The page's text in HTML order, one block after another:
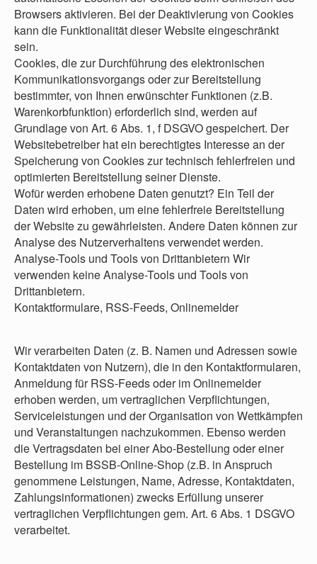
Browsers aktivieren. Bei der Deaktivierung von Cookies
kann die Funktionalität dieser Website eingeschränkt
sein.
Cookies, die zur Durchführung des elektronischen
Kommunikationsvorgangs oder zur Bereitstellung
bestimmter, von Ihnen erwünschter Funktionen (z.B.
Warenkorbfunktion) erforderlich sind, werden auf
Grundlage von Art. 6 Abs. 1, f DSGVO gespeichert. Der
Websitebetreiber hat ein berechtigtes Interesse an der
Speicherung von Cookies zur technisch fehlerfreien und
optimierten Bereitstellung seiner Dienste.
Wofür werden erhobene Daten genutzt? Ein Teil der
Daten wird erhoben, um eine fehlerfreie Bereitstellung
der Website zu gewährleisten. Andere Daten können zur
Analyse des Nutzerverhaltens verwendet werden.
Analyse-Tools und Tools von Drittanbietern Wir
verwenden keine Analyse-Tools und Tools von
Drittanbietern.
Kontaktformulare, RSS-Feeds, Onlinemelder
Wir verarbeiten Daten (z. B. Namen und Adressen sowie
Kontaktdaten von Nutzern), die in den Kontaktformularen,
Anmeldung für RSS-Feeds oder im Onlinemelder
erhoben werden, um vertraglichen Verpflichtungen,
Serviceleistungen und der Organisation von Wettkämpfen
und Veranstaltungen nachzukommen. Ebenso werden
die Vertragsdaten bei einer Abo-Bestellung oder einer
Bestellung im BSSB-Online-Shop (z.B. in Anspruch
genommene Leistungen, Name, Adresse, Kontaktdaten,
Zahlungsinformationen) zwecks Erfüllung unserer
vertraglichen Verpflichtungen gem. Art. 6 Abs. 1 DSGVO
verarbeitet.